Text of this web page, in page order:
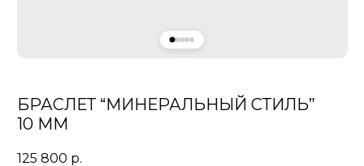
БРАСЛЕТ “МИНЕРАЛЬНЫЙ СТИЛЬ”
10 ММ
125 800 р.